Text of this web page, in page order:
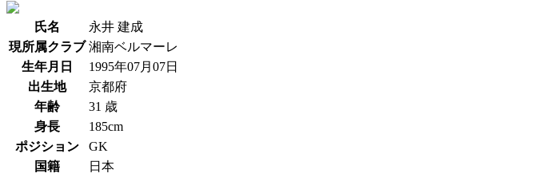
氏名
永井 建成
現所属クラブ 湘南ベルマーレ
生年月日
1995年07月07日
出生地
京都府
年齢
31 歳
身長
185cm
ポジション
GK
国籍
日本